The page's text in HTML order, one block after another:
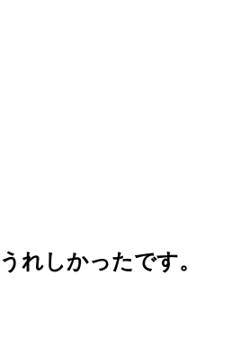
れしかったです。